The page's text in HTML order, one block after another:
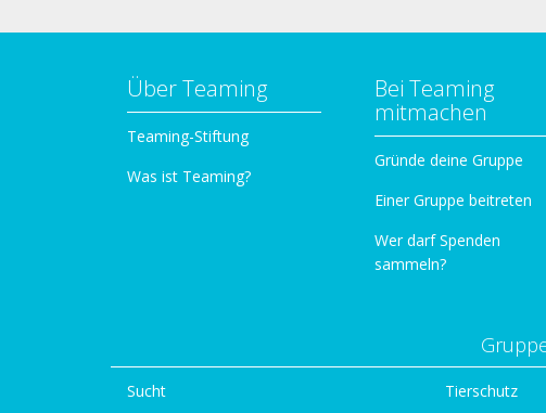
Über Teaming
Teaming-Stiftung
Was ist Teaming?
Bei Teaming
mitmachen
Gründe deine Gruppe
Einer Gruppe beitreten
Wer darf Spenden
sammeln?
Sucht
Tierschutz